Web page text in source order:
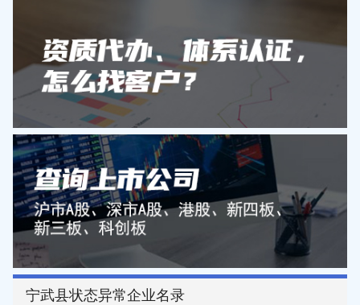
宁武县状态异常企业名录